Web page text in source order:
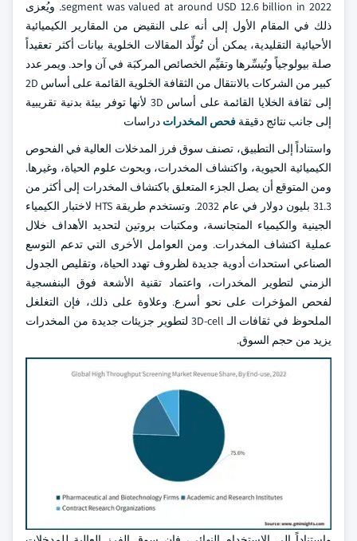
segment was valued at around USD 12.6 billion in 2022. ويُعزى
ذلك في المقام الأول إلى أنه على النقيض من المقارير الكيميائية
الأحيائية التقليدية، يمكن أن تُولِّد المقالات الخلوية بيانات أكثر تعقيداً
صلة بيولوجياً وتُيسِّرها وتقيِّم الخصائص المركبَة في آن واحد. ويمر عدد
كبير من الشركات بالانتقال من الثقافة الخلوية القائمة على أساس 2D
إلى ثقافة الخلايا القائمة على أساس 3D لأنها توفر بيئة بدنية تقريبية
إلى جانب نتائج دقيقة فحص المخدرات دراسات
واستناداً إلى التطبيق، تصنف سوق فرز المدخلات العالية في الفحوص
الكيميائية الحيوية، واكتشاف المخدرات، وبحوث علوم الحياة، وغيرها.
ومن المتوقع أن يصل الجزء المتعلق باكتشاف المخدرات إلى أكثر من
31.3 بليون دولار في عام 2032. وتستخدم طريقة HTS لاختبار الكيمياء
الجينية والكيمياء المتجانسة، ومكتبات بروتين لتحديد الأهداف خلال
عملية اكتشاف المخدرات. ومن العوامل الأخرى التي تدعم التوسع
الصناعي استحداث أدوية جديدة لظروف تهدد الحياة، وتقليص الجدول
الزمني لتطوير المخدرات، واعتماد تقنية الأشعة فوق البنفسجية
لفحص المؤخرات على نحو أسرع. وعلاوة على ذلك، فإن التغلغل
الملحوظ في ثقافات الـ 3D-cell لتطوير جزيئات جديدة من المخدرات
يزيد من حجم السوق.